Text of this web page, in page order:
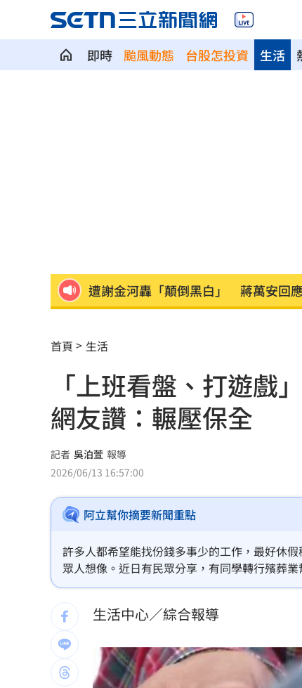
即時 颱風動態 台股怎投資 生活
遭謝金河轟「顛倒黑白」 蔣萬安回
台大3碩1博疑學歷造假 姜厚任女友發
發新冠藥拉票！郭再添陸妻二審下場慘
父親節提政見禮包 蘇巧慧：要做最強
楊千霈一人扛2女兒出國！突崩潰大哭
王凱生前暴瘦！經紀人曝「這裡」出狀
見放火翻垃圾找相機 黃豪平憶16年前
中國藉颱風交管台海船舶 ！陸委會回
獨／姜厚任新歡爆黑歷史 楊光友怒揭
56歲男星突宣布再婚 神秘圈外妻子
綠5戰將推父親節影音 他遭賴清德吐槽
首頁 生活
「上班看盤、打遊
網友讚：輾壓保全
記者 吳泊萱 報導
2026/06/13 16:57:00
阿立幫你摘要新聞重點
許多人都希望能找份錢多事少的工作，最好休
眾人想像。近日有民眾分享，有同學轉行殯葬
月，每天上班就是看盤、玩遊戲，還可以做一
生活中心／綜合報導